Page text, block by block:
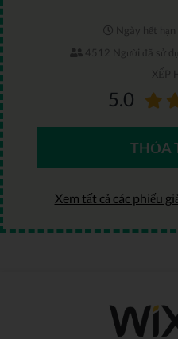
Ngày hết
4512 Người đã sử
XẾP
5.0
THỎA
Xem tất cả các phiếu